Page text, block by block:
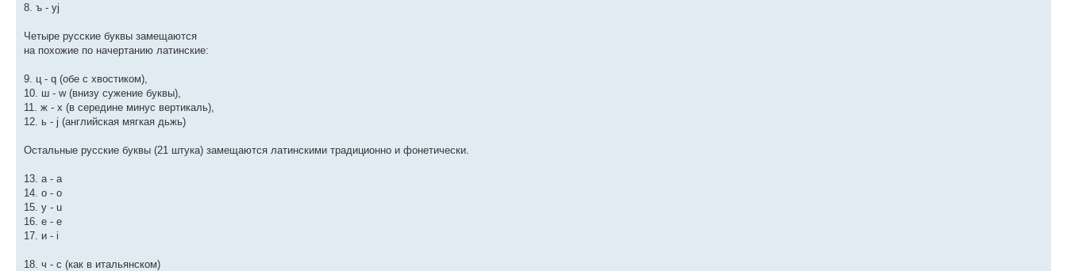
8. ъ - yj
Четыре русские буквы замещаются
на похожие по начертанию латинские:
9. ц - q (обе с хвостиком),
10. ш - w (внизу сужение буквы),
11. ж - x (в середине минус вертикаль),
12. ь - j (английская мягкая дьжь)
Остальные русские буквы (21 штука) замещаются латинскими традиционно и фонетически.
13. а - a
14. о - o
15. у - u
16. е - e
17. и - i
18. ч - c (как в итальянском)